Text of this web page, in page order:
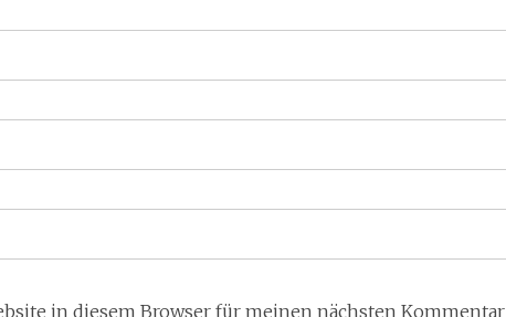
in diesem Browser für meinen nächsten Kommentar